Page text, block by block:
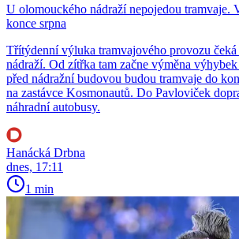
U olomouckého nádraží nepojedou tramvaje.
konce srpna
Třítýdenní výluka tramvajového provozu
nádraží. Od zítřka tam začne výměna
před nádražní budovou budou tramvaje do
na zastávce Kosmonautů. Do Pavloviček
náhradní autobusy.
Hanácká Drbna
dnes, 17:11
1 min